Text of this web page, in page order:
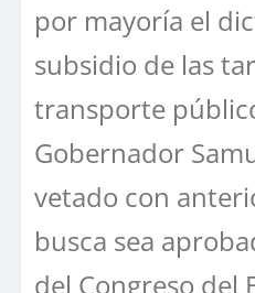
por mayoría el
subsidio de las
transporte
Gobernador
vetado con
busca sea
del Congreso del